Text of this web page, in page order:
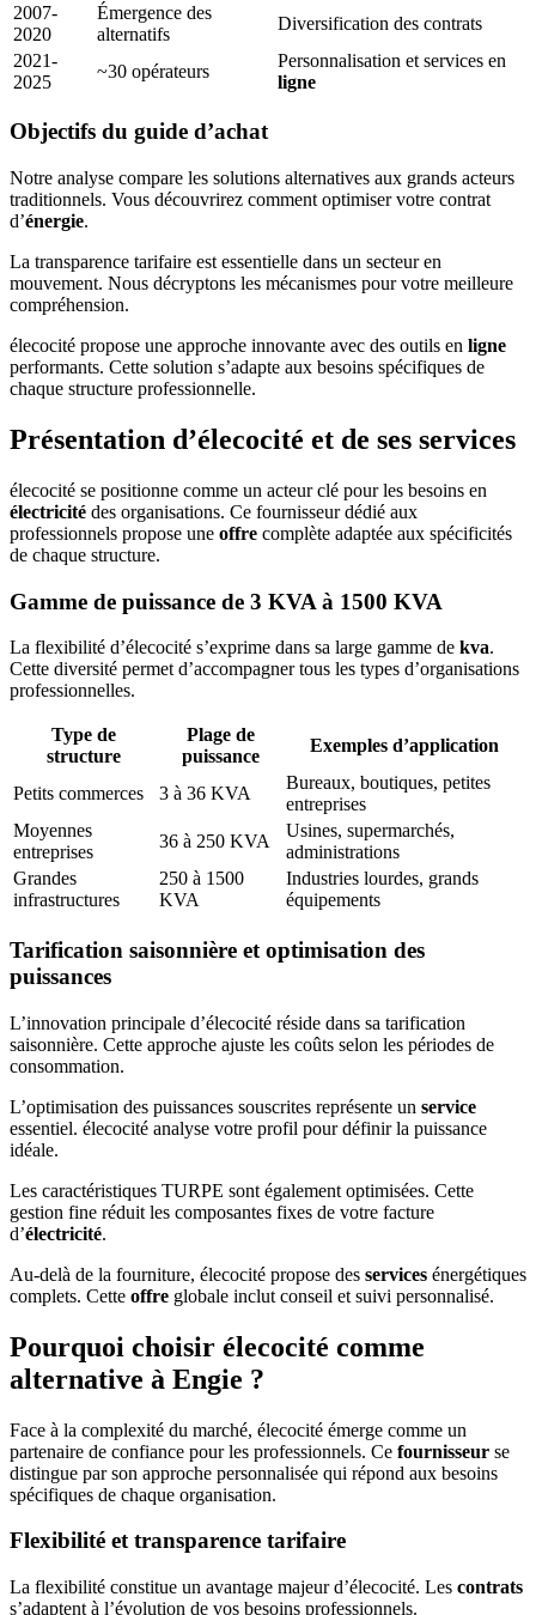
2007-
2020
Émergence des
alternatifs
Diversification des contrats
2021-
2025
~30 opérateurs
Personnalisation et services en
ligne
Objectifs du guide d’achat
Notre analyse compare les solutions alternatives aux grands acteurs
traditionnels. Vous découvrirez comment optimiser votre contrat
d’énergie.
La transparence tarifaire est essentielle dans un secteur en
mouvement. Nous décryptons les mécanismes pour votre meilleure
compréhension.
élecocité propose une approche innovante avec des outils en ligne
performants. Cette solution s’adapte aux besoins spécifiques de
chaque structure professionnelle.
Présentation d’élecocité et de ses services
élecocité se positionne comme un acteur clé pour les besoins en
électricité des organisations. Ce fournisseur dédié aux
professionnels propose une offre complète adaptée aux spécificités
de chaque structure.
Gamme de puissance de 3 KVA à 1500 KVA
La flexibilité d’élecocité s’exprime dans sa large gamme de kva.
Cette diversité permet d’accompagner tous les types d’organisations
professionnelles.
Type de
structure
Plage de
puissance
Exemples d’application
Petits commerces 3 à 36 KVA
Bureaux, boutiques, petites
entreprises
Moyennes
entreprises
36 à 250 KVA
Usines, supermarchés,
administrations
Grandes
infrastructures
250 à 1500
KVA
Industries lourdes, grands
équipements
Tarification saisonnière et optimisation des
puissances
L’innovation principale d’élecocité réside dans sa tarification
saisonnière. Cette approche ajuste les coûts selon les périodes de
consommation.
L’optimisation des puissances souscrites représente un service
essentiel. élecocité analyse votre profil pour définir la puissance
idéale.
Les caractéristiques TURPE sont également optimisées. Cette
gestion fine réduit les composantes fixes de votre facture
d’électricité.
Au-delà de la fourniture, élecocité propose des services énergétiques
complets. Cette offre globale inclut conseil et suivi personnalisé.
Pourquoi choisir élecocité comme
alternative à Engie ?
Face à la complexité du marché, élecocité émerge comme un
partenaire de confiance pour les professionnels. Ce fournisseur se
distingue par son approche personnalisée qui répond aux besoins
spécifiques de chaque organisation.
Flexibilité et transparence tarifaire
La flexibilité constitue un avantage majeur d’élecocité. Les contrats
s’adaptent à l’évolution de vos besoins professionnels.